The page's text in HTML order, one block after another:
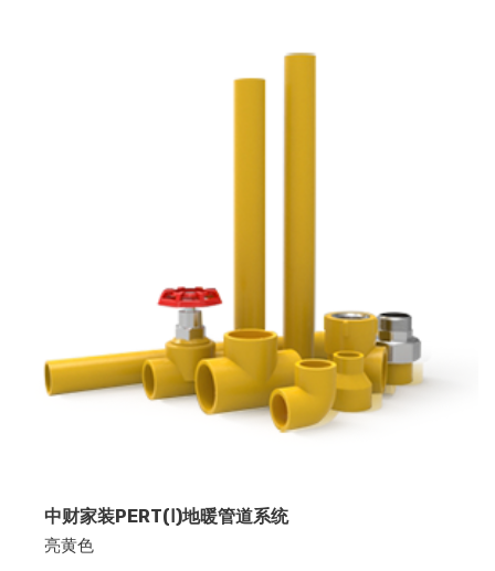
中财家装PERT(Ⅰ)地暖管道系统
亮黄色